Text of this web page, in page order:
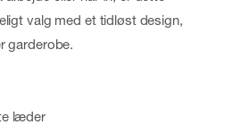
valg med et tidløst design,
garderobe.
læder